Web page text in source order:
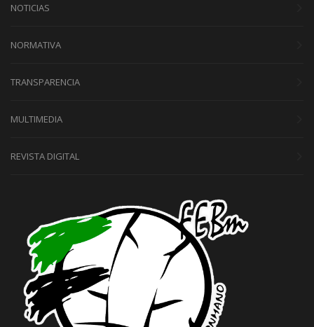
NOTICIAS
NORMATIVA
TRANSPARENCIA
MULTIMEDIA
REVISTA DIGITAL